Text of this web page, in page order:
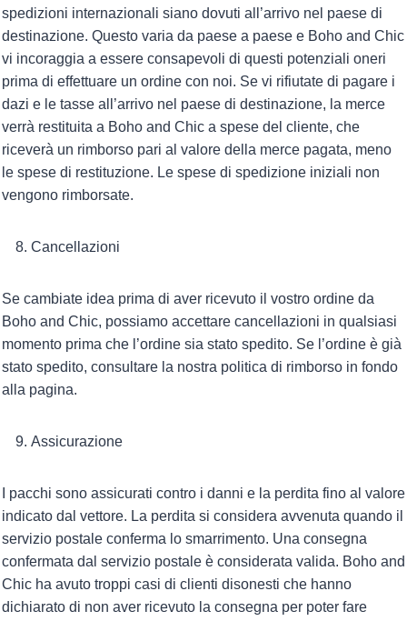
spedizioni internazionali siano dovuti all’arrivo nel paese di
destinazione. Questo varia da paese a paese e Boho and Chic
vi incoraggia a essere consapevoli di questi potenziali oneri
prima di effettuare un ordine con noi. Se vi rifiutate di pagare i
dazi e le tasse all’arrivo nel paese di destinazione, la merce
verrà restituita a Boho and Chic a spese del cliente, che
riceverà un rimborso pari al valore della merce pagata, meno
le spese di restituzione. Le spese di spedizione iniziali non
vengono rimborsate.
Cancellazioni
Se cambiate idea prima di aver ricevuto il vostro ordine da
Boho and Chic, possiamo accettare cancellazioni in qualsiasi
momento prima che l’ordine sia stato spedito. Se l’ordine è già
stato spedito, consultare la nostra politica di rimborso in fondo
alla pagina.
Assicurazione
I pacchi sono assicurati contro i danni e la perdita fino al valore
indicato dal vettore. La perdita si considera avvenuta quando il
servizio postale conferma lo smarrimento. Una consegna
confermata dal servizio postale è considerata valida. Boho and
Chic ha avuto troppi casi di clienti disonesti che hanno
dichiarato di non aver ricevuto la consegna per poter fare